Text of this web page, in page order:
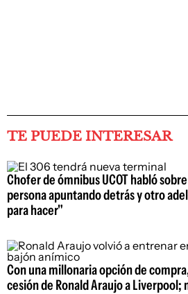
TE PUEDE INTERESAR
Chofer de ómnibus UCOT habló
persona apuntando detrás y otro
para hacer"
Con una millonaria opción de
cesión de Ronald Araujo a Liverpool;